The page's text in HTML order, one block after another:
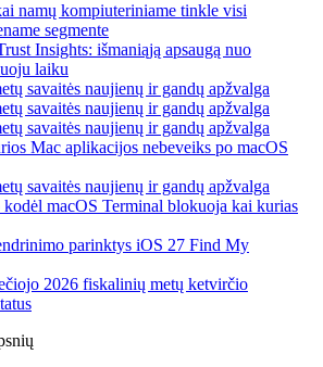
namų kompiuteriniame tinkle visi
segmente
Insights: išmaniąją apsaugą nuo
laiku
savaitės naujienų ir gandų apžvalga
savaitės naujienų ir gandų apžvalga
savaitės naujienų ir gandų apžvalga
Mac aplikacijos nebeveiks po macOS
savaitės naujienų ir gandų apžvalga
macOS Terminal blokuoja kai kurias
parinktys iOS 27 Find My
2026 fiskalinių metų ketvirčio